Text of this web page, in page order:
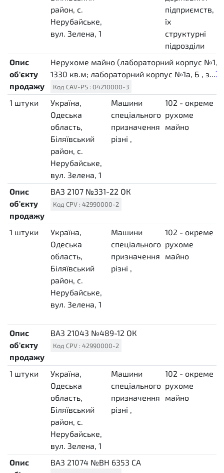
район, с.
Нерубайське,
вул. Зелена, 1
підприємств,
їх
структурні
підрозділи
Опис
об'єкту
продажу
Нерухоме майно (лабораторний корпус №1,
1330 кв.м; лабораторний корпус №1а, Б , з...
Код CAV-PS : 04210000-3
1 штуки
Україна,
Одеська
область,
Біляївський
район, с.
Нерубайське,
вул. Зелена, 1
Машини
спеціального
призначення
різні ,
102 - окреме
рухоме
майно
Опис
об'єкту
продажу
ВАЗ 2107 №331-22 ОК
Код CPV : 42990000-2
1 штуки
Україна,
Одеська
область,
Біляївський
район, с.
Нерубайське,
вул. Зелена, 1
Машини
спеціального
призначення
різні ,
102 - окреме
рухоме
майно
Опис
об'єкту
продажу
ВАЗ 21043 №489-12 ОК
Код CPV : 42990000-2
1 штуки
Україна,
Одеська
область,
Біляївський
район, с.
Нерубайське,
вул. Зелена, 1
Машини
спеціального
призначення
різні ,
102 - окреме
рухоме
майно
Опис
ВАЗ 21074 №ВН 6353 СА